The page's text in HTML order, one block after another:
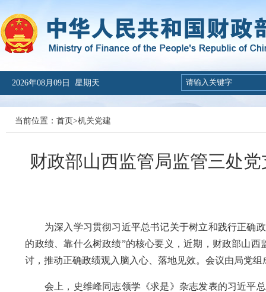
2026年08月09日 星期天
当前位置： 首页>机关党建
财政部山西监管局监管三处
为深入学习贯彻习近平总书记关于树立和践行正确政
的政绩、靠什么树政绩”的核心要义，近期，财政部山
讨，推动正确政绩观入脑入心、落地见效。会议由局党
会上，史维峰同志领学《求是》杂志发表的习近平总